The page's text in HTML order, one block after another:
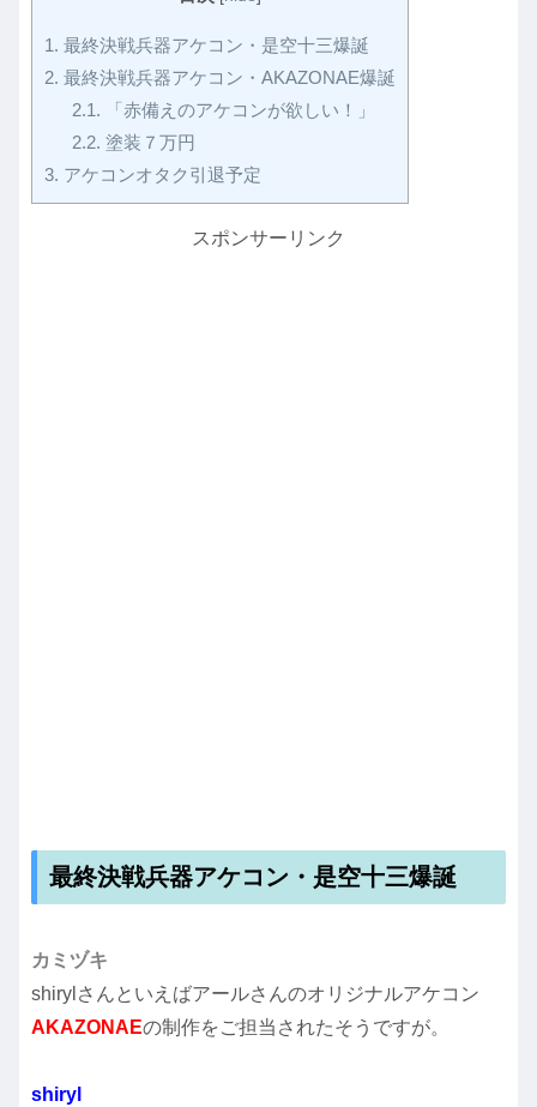
1. 最終決戦兵器アケコン・是空十三爆誕
2. 最終決戦兵器アケコン・AKAZONAE爆誕
2.1. 「赤備えのアケコンが欲しい！」
2.2. 塗装７万円
3. アケコンオタク引退予定
スポンサーリンク
最終決戦兵器アケコン・是空十三爆誕
カミヅキ
shirylさんといえばアールさんのオリジナルアケコン
AKAZONAEの制作をご担当されたそうですが。
shiryl